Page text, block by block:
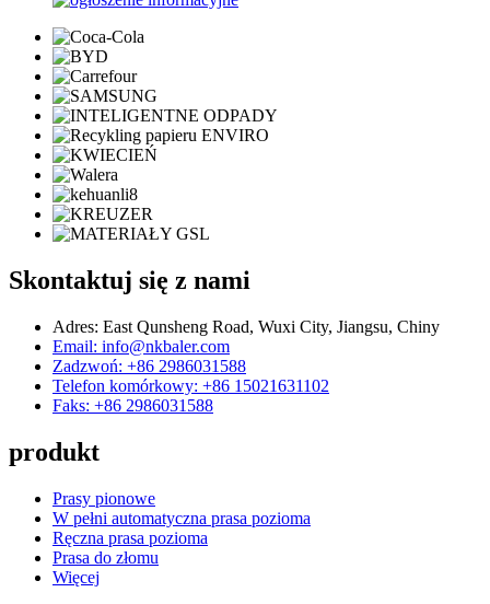
Skontaktuj się z nami
Adres: East Qunsheng Road, Wuxi City, Jiangsu, Chiny
Email: info@nkbaler.com
Zadzwoń: +86 2986031588
Telefon komórkowy: +86 15021631102
Faks: +86 2986031588
produkt
Prasy pionowe
W pełni automatyczna prasa pozioma
Ręczna prasa pozioma
Prasa do złomu
Więcej